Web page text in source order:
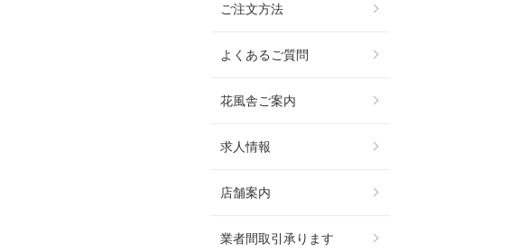
ご注文方法
よくあるご質問
花風舎ご案内
求人情報
店舗案内
業者間取引承ります